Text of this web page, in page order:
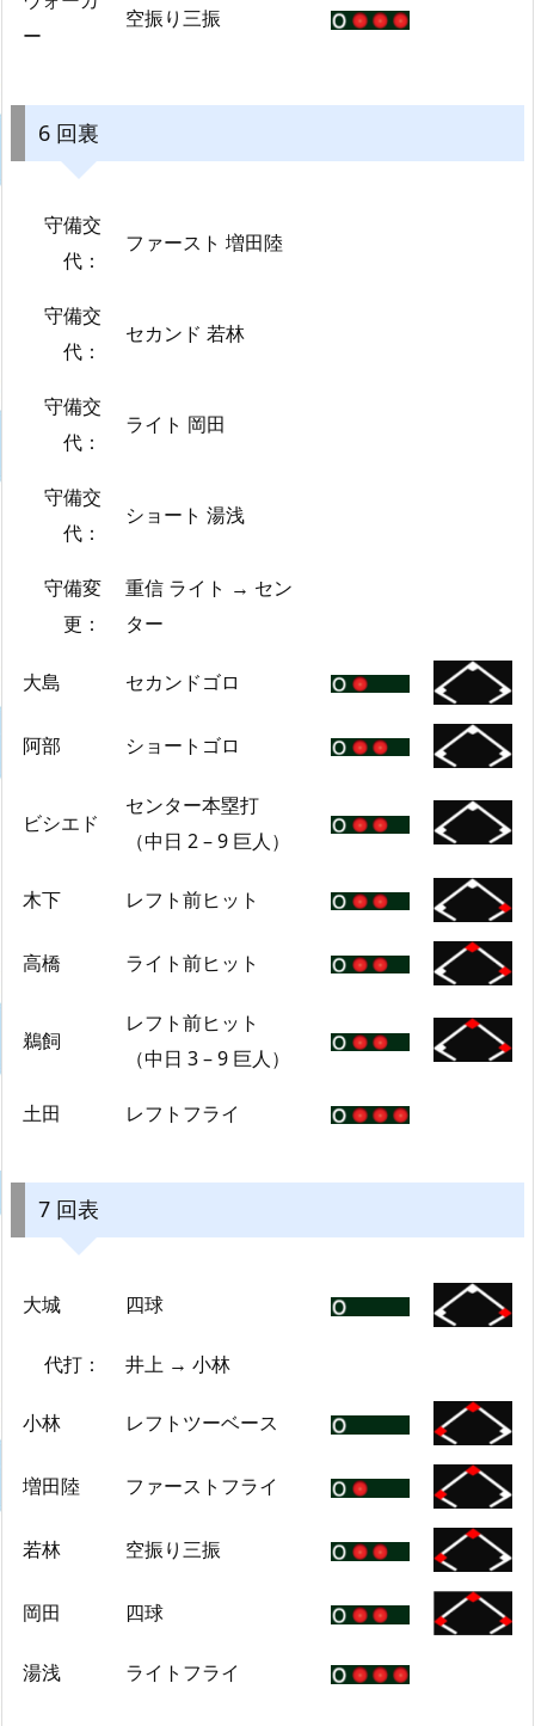
ー
空振り三振
6 回裏
守備交
代：
ファースト 増田陸
守備交
代：
セカンド 若林
守備交
代：
ライト 岡田
守備交
代：
ショート 湯浅
守備変
更：
重信 ライト → セン
ター
大島 セカンドゴロ
阿部 ショートゴロ
ビシエド
センター本塁打
（中日 2 – 9 巨人）
木下 レフト前ヒット
高橋 ライト前ヒット
鵜飼
レフト前ヒット
（中日 3 – 9 巨人）
土田 レフトフライ
7 回表
大城 四球
代打： 井上 → 小林
小林 レフトツーベース
増田陸 ファーストフライ
若林 空振り三振
岡田 四球
湯浅 ライトフライ